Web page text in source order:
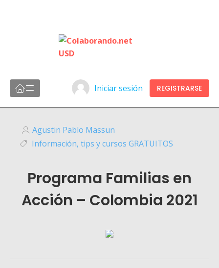
Iniciar sesión REGISTRARSE
Agustin Pablo Massun
Información, tips y cursos GRATUITOS
Programa Familias en
Acción – Colombia 2021